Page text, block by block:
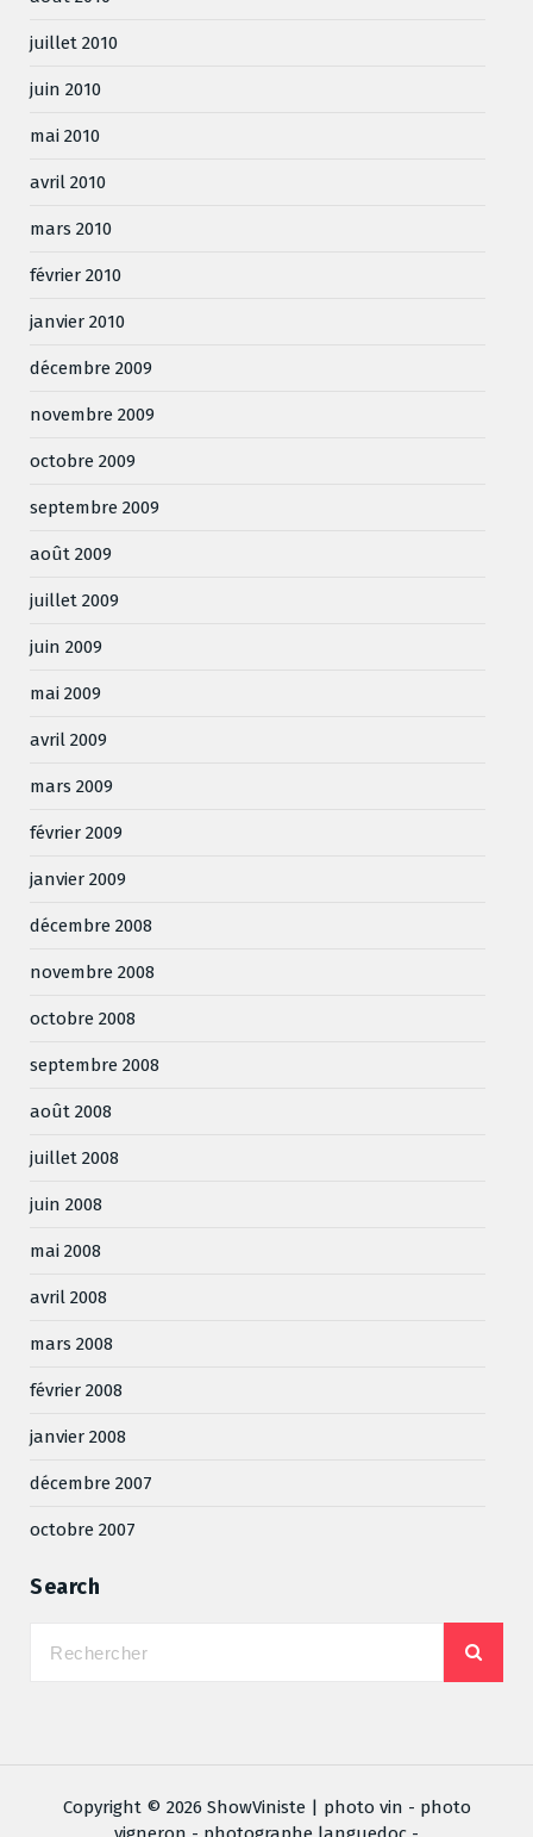
juillet 2010
juin 2010
mai 2010
avril 2010
mars 2010
février 2010
janvier 2010
décembre 2009
novembre 2009
octobre 2009
septembre 2009
août 2009
juillet 2009
juin 2009
mai 2009
avril 2009
mars 2009
février 2009
janvier 2009
décembre 2008
novembre 2008
octobre 2008
septembre 2008
août 2008
juillet 2008
juin 2008
mai 2008
avril 2008
mars 2008
février 2008
janvier 2008
décembre 2007
octobre 2007
Search
Copyright © 2026 ShowViniste | photo vin - photo